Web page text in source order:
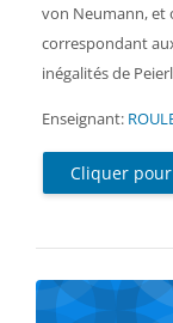
von Neumann, et
correspondant
inégalités de
Enseignant:
Cliquer